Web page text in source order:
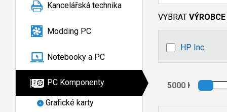
Kancelářská technika
Modding PC
Notebooky a PC
PC Komponenty
Grafické karty
VYBRAT VÝROBCE
HP Inc.